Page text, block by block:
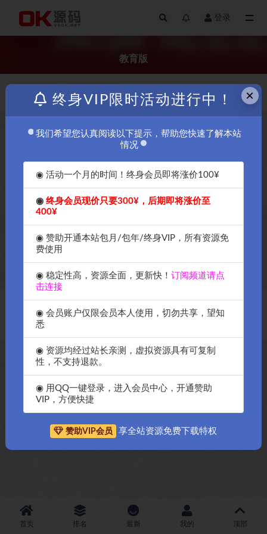
登录
教育版
价格 更新日期
OK软件免费下载-2022年最好
用的服务器工具Xshell7.0免激活
永久使用教育中文版
Copyright © 2018-2026 OK源码中国资源网 -All rights reserved|
首页 排名 最新 我的 顶部
×
终身VIP限时活动进行中！
我们希望您认真阅读以下提示，帮助您快速了解本站
情况
◉ 活动一个月的时间！终身会员即将涨价100¥
◉终身会员现价只要300¥，后期即将涨价至
400¥
◉ 赞助开通本站包月/包年/终身VIP，所有资源免
费使用
◉ 稳定性高，资源全面，更新快！订阅频道请点
击连接
◉ 会员账户仅限会员本人使用，切勿共享，望知
悉
◉ 资源均经过站长亲测，虚拟资源具有可复制
性，不支持退款。
◉ 用QQ一键登录，进入会员中心，开通赞助
VIP，方便快捷
赞助VIP会员 享全站资源免费下载特权